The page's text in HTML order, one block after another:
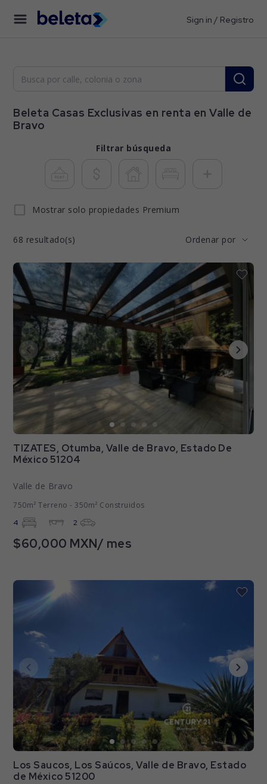
Sign in / Registro
Beleta Casas Exclusivas en renta en Valle de
Bravo
Filtrar búsqueda
Mostrar solo propiedades Premium
68 resultado(s) Ordenar por
TIZATES, Otumba, Valle de Bravo, Estado De
México 51204
Valle de Bravo
750m² Terreno - 350m² Construidos
4 2
$60,000 MXN/ mes
Los Saucos, Los Saúcos, Valle de Bravo, Estado
de México 51200